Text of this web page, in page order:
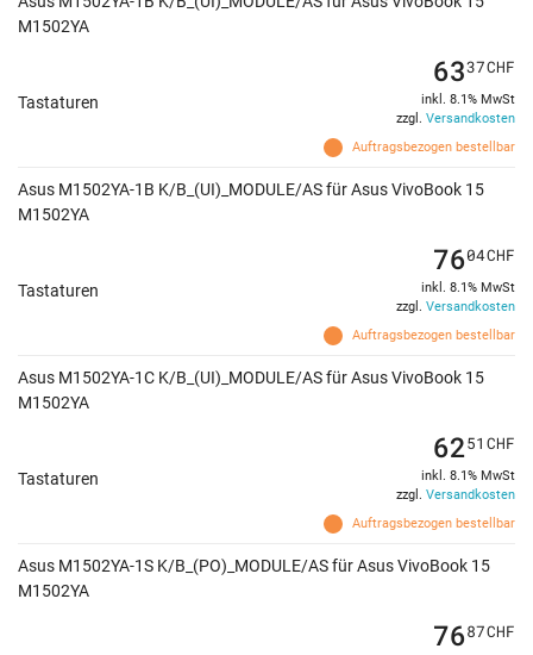
M1502YA
Tastaturen
Auftragsbezogen bestellbar
6337CHF
inkl. 8.1% MwSt
zzgl. Versandkosten
Asus M1502YA-1B K/B_(UI)_MODULE/AS für Asus VivoBook 15
M1502YA
Tastaturen
Auftragsbezogen bestellbar
7604CHF
inkl. 8.1% MwSt
zzgl. Versandkosten
Asus M1502YA-1C K/B_(UI)_MODULE/AS für Asus VivoBook 15
M1502YA
Tastaturen
Auftragsbezogen bestellbar
6251 CHF
inkl. 8.1% MwSt
zzgl. Versandkosten
Asus M1502YA-1S K/B_(PO)_MODULE/AS für Asus VivoBook 15
M1502YA
7687CHF